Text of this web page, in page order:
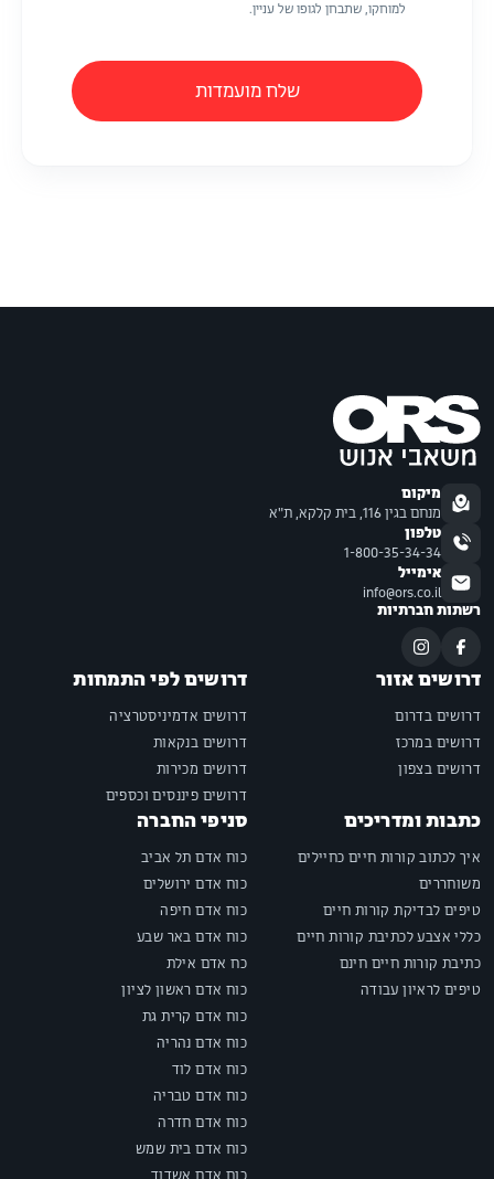
למוחקו, שתבחן לגופו של עניין.
שלח מועמדות
מיקום
מנחם בגין 116, בית קלקא, ת"א
טלפון
1-800-35-34-34
אימייל
info@ors.co.il
רשתות חברתיות
דרושים אזור
דרושים בדרום
דרושים במרכז
דרושים בצפון
דרושים לפי התמחות
דרושים אדמיניסטרציה
דרושים בנקאות
דרושים מכירות
דרושים פיננסים וכספים
כתבות ומדריכים
איך לכתוב קורות חיים כחיילים
משוחררים
טיפים לבדיקת קורות חיים
כללי אצבע לכתיבת קורות חיים
כתיבת קורות חיים חינם
טיפים לראיון עבודה
סניפי החברה
כוח אדם תל אביב
כוח אדם ירושלים
כוח אדם חיפה
כוח אדם באר שבע
כח אדם אילת
כוח אדם ראשון לציון
כוח אדם קרית גת
כוח אדם נהריה
כוח אדם לוד
כוח אדם טבריה
כוח אדם חדרה
כוח אדם בית שמש